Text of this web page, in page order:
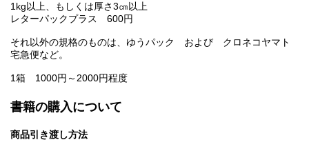
1kg以上、もしくは厚さ3㎝以上
レターパックプラス 600円
それ以外の規格のものは、ゆうパック および クロネコヤマト
宅急便など。
1箱 1000円～2000円程度
書籍の購入について
商品引き渡し方法